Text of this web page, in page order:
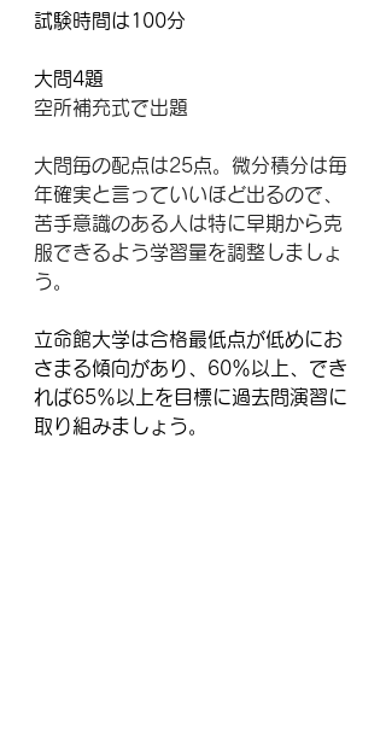
試験時間は100分
大問4題
空所補充式で出題
大問毎の配点は25点。微分積分は毎
年確実と言っていいほど出るので、
苦手意識のある人は特に早期から克
服できるよう学習量を調整しましょ
う。
立命館大学は合格最低点が低めにお
さまる傾向があり、60％以上、でき
れば65％以上を目標に過去問演習に
取り組みましょう。